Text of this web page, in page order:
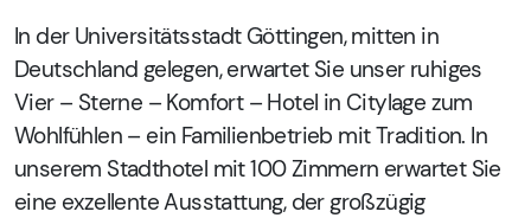
In der Universitätsstadt Göttingen, mitten in
Deutschland gelegen, erwartet Sie unser ruhiges
Vier – Sterne – Komfort – Hotel in Citylage zum
Wohlfühlen – ein Familienbetrieb mit Tradition. In
unserem Stadthotel mit 100 Zimmern erwartet Sie
eine exzellente Ausstattung, der großzügig